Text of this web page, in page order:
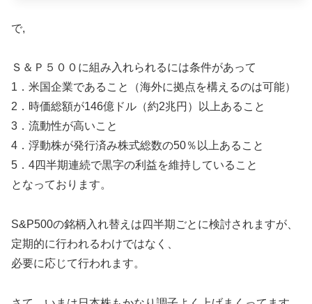
で,
Ｓ＆Ｐ５００に組み入れられるには条件があって
1．米国企業であること（海外に拠点を構えるのは可能）
2．時価総額が146億ドル（約2兆円）以上あること
3．流動性が高いこと
4．浮動株が発行済み株式総数の50％以上あること
5．4四半期連続で黒字の利益を維持していること
となっております。
S&P500の銘柄入れ替えは四半期ごとに検討されますが、
定期的に行われるわけではなく、
必要に応じて行われます。